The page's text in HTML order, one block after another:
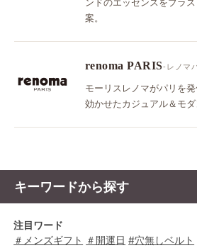
ンドのエッセンスをプラ
案。
renoma PARIS-レノマ
モーリスレノマがパリを
効かせたカジュアル＆モダ
キーワードから探す
注目ワード
＃メンズギフト ＃開運日 #穴無しベルト